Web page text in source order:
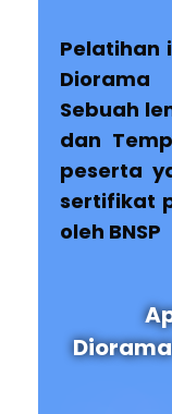
Pelatihan
Diorama
Sebuah
dan
peserta
sertifikat
oleh BNSP